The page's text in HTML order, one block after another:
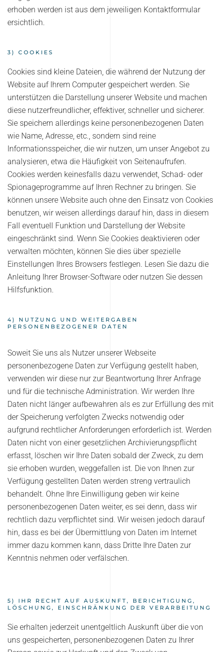
erhoben werden ist aus dem jeweiligen Kontaktformular
ersichtlich.
3) COOKIES
Cookies sind kleine Dateien, die während der Nutzung der
Website auf Ihrem Computer gespeichert werden. Sie
unterstützen die Darstellung unserer Website und machen
diese nutzerfreundlicher, effektiver, schneller und sicherer.
Sie speichern allerdings keine personenbezogenen Daten
wie Name, Adresse, etc., sondern sind reine
Informationsspeicher, die wir nutzen, um unser Angebot zu
analysieren, etwa die Häufigkeit von Seitenaufrufen.
Cookies werden keinesfalls dazu verwendet, Schad- oder
Spionageprogramme auf Ihren Rechner zu bringen. Sie
können unsere Website auch ohne den Einsatz von Cookies
benutzen, wir weisen allerdings darauf hin, dass in diesem
Fall eventuell Funktion und Darstellung der Website
eingeschränkt sind. Wenn Sie Cookies deaktivieren oder
verwalten möchten, können Sie dies über spezielle
Einstellungen Ihres Browsers festlegen. Lesen Sie dazu die
Anleitung Ihrer Browser-Software oder nutzen Sie dessen
Hilfsfunktion.
4) NUTZUNG UND WEITERGABEN
PERSONENBEZOGENER DATEN
Soweit Sie uns als Nutzer unserer Webseite
personenbezogene Daten zur Verfügung gestellt haben,
verwenden wir diese nur zur Beantwortung Ihrer Anfrage
und für die technische Administration. Wir werden Ihre
Daten nicht länger aufbewahren als es zur Erfüllung des mit
der Speicherung verfolgten Zwecks notwendig oder
aufgrund rechtlicher Anforderungen erforderlich ist. Werden
Daten nicht von einer gesetzlichen Archivierungspflicht
erfasst, löschen wir Ihre Daten sobald der Zweck, zu dem
sie erhoben wurden, weggefallen ist. Die von Ihnen zur
Verfügung gestellten Daten werden streng vertraulich
behandelt. Ohne Ihre Einwilligung geben wir keine
personenbezogenen Daten weiter, es sei denn, dass wir
rechtlich dazu verpflichtet sind. Wir weisen jedoch darauf
hin, dass es bei der Übermittlung von Daten im Internet
immer dazu kommen kann, dass Dritte Ihre Daten zur
Kenntnis nehmen oder verfälschen.
5) IHR RECHT AUF AUSKUNFT, BERICHTIGUNG,
LÖSCHUNG, EINSCHRÄNKUNG DER VERARBEITUNG
Sie erhalten jederzeit unentgeltlich Auskunft über die von
uns gespeicherten, personenbezogenen Daten zu Ihrer